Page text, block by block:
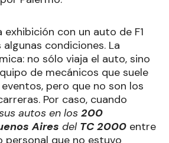
con un auto de F1
condiciones. La
no sólo viaja el auto, sino
de mecánicos que suele
pero que no son los
Por caso, cuando
autos en los 200
Aires delTC 2000 entre